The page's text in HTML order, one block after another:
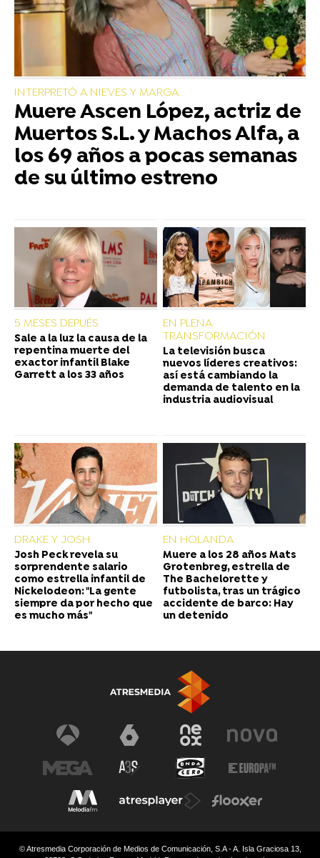
INTERPRETÓ A NIEVES Y MARGA
Muere Ascen López, actriz de
Muertos S.L. y Machos Alfa, a
los 69 años a pocas semanas
de su último estreno
5 MESES DEPUÉS
Sale a la luz la causa de la
repentina muerte del
exactor infantil Blake
Garrett a los 33 años
EN PLENA
TRANSFORMACIÓN
La televisión busca
nuevos líderes creativos:
así está cambiando la
demanda de talento en la
industria audiovisual
DRAKE Y JOSH
Josh Peck revela su
sorprendente salario
como estrella infantil de
Nickelodeon: "La gente
siempre da por hecho que
es mucho más"
EN HOLANDA
Muere a los 28 años Mats
Grotenbreg, estrella de
The Bachelorette y
futbolista, tras un trágico
accidente de barco: Hay
un detenido
© Atresmedia Corporación de Medios de Comunicación, S.A - A. Isla Graciosa 13,